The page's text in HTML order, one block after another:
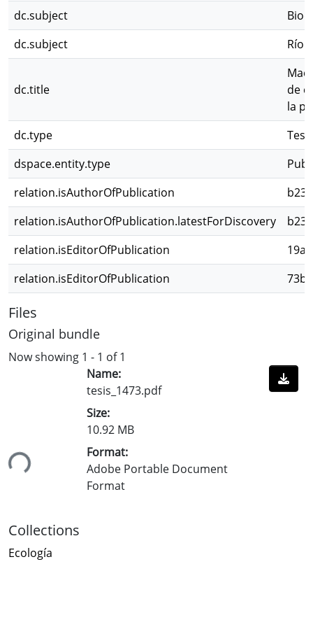
dc.subject
dc.subject
Río
dc.title
de
la
dc.type
dspace.entity.type
relation.isAuthorOfPublication
relation.isAuthorOfPublication.latestForDiscovery
relation.isEditorOfPublication
relation.isEditorOfPublication
Files
Original bundle
Now showing 1 - 1 of 1
Name:
tesis_1473.pdf
Size:
10.92 MB
Format:
Adobe Portable Document
Format
Collections
Ecología